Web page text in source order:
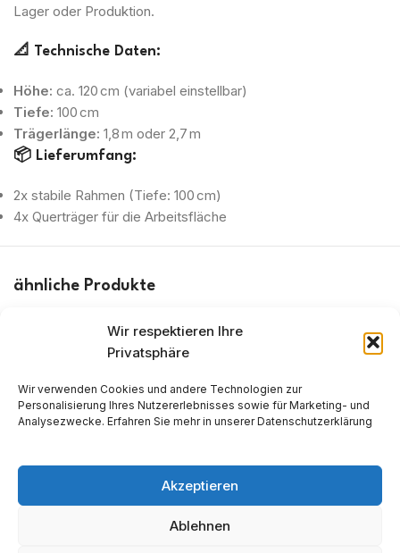
Wir respektieren Ihre
Privatsphäre
Wir verwenden Cookies und andere Technologien zur
Personalisierung Ihres Nutzererlebnisses sowie für Marketing- und
Analysezwecke. Erfahren Sie mehr in unserer Datenschutzerklärung
Akzeptieren
Ablehnen
Lager oder Produktion.
📐 Technische Daten:
Höhe: ca. 120 cm (variabel einstellbar)
Tiefe: 100 cm
Trägerlänge: 1,8 m oder 2,7 m
📦 Lieferumfang:
2x stabile Rahmen (Tiefe: 100 cm)
4x Querträger für die Arbeitsfläche
ähnliche Produkte
+436646482163
Waltersachsstraße, 3100 St.Pölten